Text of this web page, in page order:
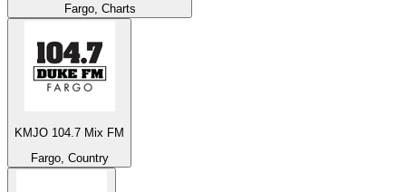
Fargo, Charts
KMJO 104.7 Mix FM
Fargo, Country